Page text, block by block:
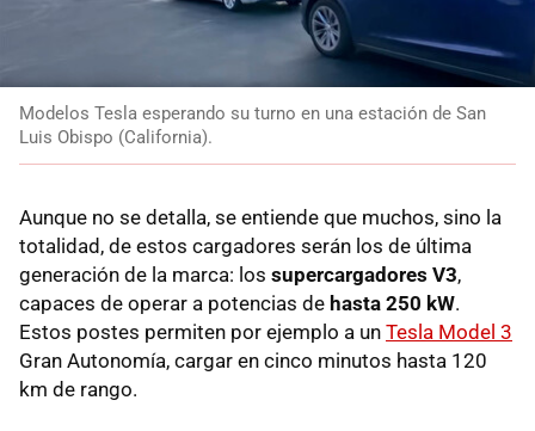
Modelos Tesla esperando su turno en una estación de San
Luis Obispo (California).
Aunque no se detalla, se entiende que muchos, sino la
totalidad, de estos cargadores serán los de última
generación de la marca: los supercargadores V3,
capaces de operar a potencias de hasta 250 kW.
Estos postes permiten por ejemplo a un Tesla Model 3
Gran Autonomía, cargar en cinco minutos hasta 120
km de rango.